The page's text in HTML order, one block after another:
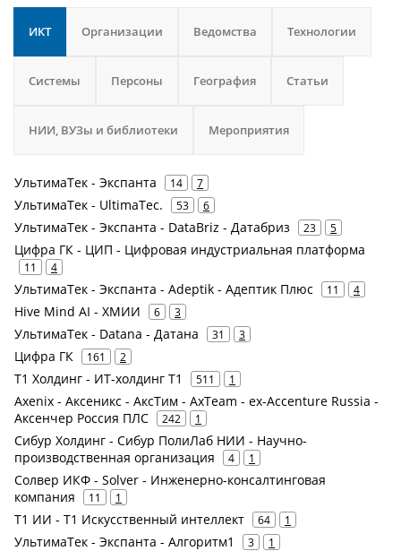
ИКТ Организации Ведомства Технологии
Системы Персоны География Статьи
НИИ, ВУЗы и библиотеки Мероприятия
УльтимаТек - Экспанта 14 7
УльтимаТек - UltimaTec. 53 6
УльтимаТек - Экспанта - DataBriz - Датабриз 23 5
Цифра ГК - ЦИП - Цифровая индустриальная платформа
11 4
УльтимаТек - Экспанта - Adeptik - Адептик Плюс 11 4
Hive Mind AI - ХМИИ 6 3
УльтимаТек - Datana - Датана 31 3
Цифра ГК 161 2
Т1 Холдинг - ИТ-холдинг Т1 511 1
Axenix - Аксеникс - АксТим - AxTeam - ex-Accenture Russia -
Аксенчер Россия ПЛС
242 1
Сибур Холдинг - Сибур ПолиЛаб НИИ - Научно-
производственная организация
4 1
Солвер ИКФ - Solver - Инженерно-консалтинговая
компания
11 1
Т1 ИИ - Т1 Искусственный интеллект 64 1
УльтимаТек - Экспанта - Алгоритм1 3 1